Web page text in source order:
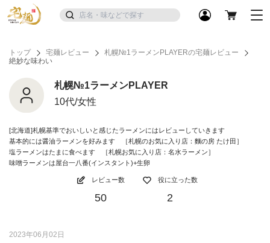
トップ 宅麺レビュー
札幌№1ラーメンPLAYERの宅麺レビュー
絶妙な味わい
札幌№1ラーメンPLAYER
10代/女性
[北海道]札幌基準でおいしいと感じたラーメンにはレビューしていきます
基本的には醤油ラーメンを好みます ［札幌のお気に入り店：麵の房 たけ田］
塩ラーメンはたまに食べます ［札幌お気に入り店：名水ラーメン］
味噌ラーメンは屋台一八番(インスタント)+生卵
レビュー数
50
役に立った数
2
2023年06月02日